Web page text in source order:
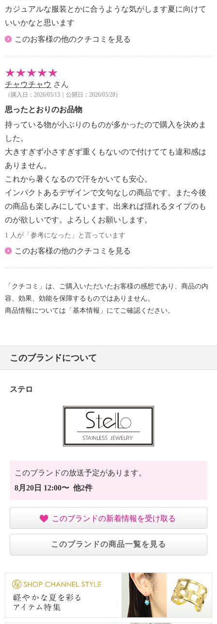
カジュアルな服装とかに合うような気がします夏に向けて
いいかなと思います
このお客様の他のクチコミを見る
チャウチャウ さん
（購入日：2026/05/13｜公開日：2026/05/28）
思ったとおりのお品物
持っている物が小ぶりのものが多かったので購入を決めま
した。
大きすぎず小さすぎず重くもないので付けてても違和感は
ありません。
これから暑くなるので汗をかいても安心。
インパクトあるデザインで文句なしの商品です。また今後
の商品も楽しみにしています。出来れば揺れるタイプのも
のが欲しいです。よろしくお願いします。
1 人が「参考になった」と言っています
このお客様の他のクチコミを見る
「クチコミ」は、ご購入いただいたお客様の感想であり、商品の内
容、効果、効能を保障するものではありません。
商品情報については「基本情報」にてご確認ください。
このブランドについて
ステロ
このブランドの放送予定があります。
8月20日 12:00〜 他2件
このブランドの新着情報を受け取る
このブランドの商品一覧を見る